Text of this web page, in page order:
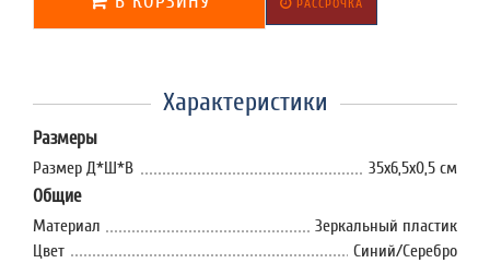
РАССРОЧКА
Характеристики
Размеры
Размер Д*Ш*В 35х6,5х0,5 см
Общие
Материал
Зеркальный пластик
Цвет
Синий/Серебро